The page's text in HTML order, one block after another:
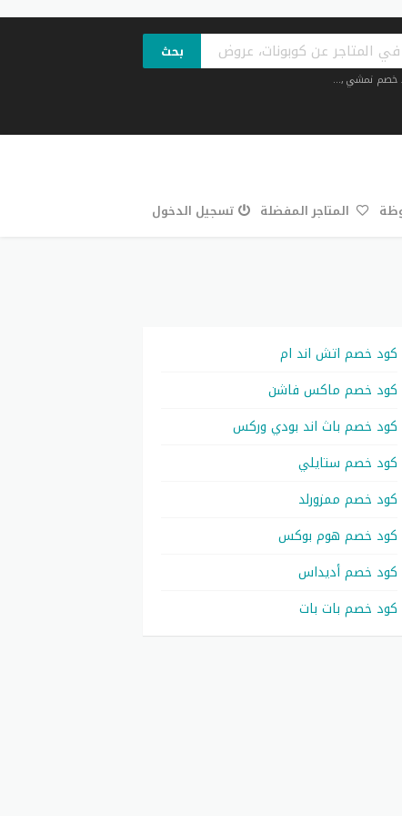
بحث
خصم نمشي,...
المتاجر المفضلة تسجيل الدخول
كود خصم اتش اند ام
كود خصم ماكس فاشن
كود خصم باث اند بودي وركس
كود خصم ستايلي
كود خصم ممزورلد
كود خصم هوم بوكس
كود خصم أديداس
كود خصم بات بات